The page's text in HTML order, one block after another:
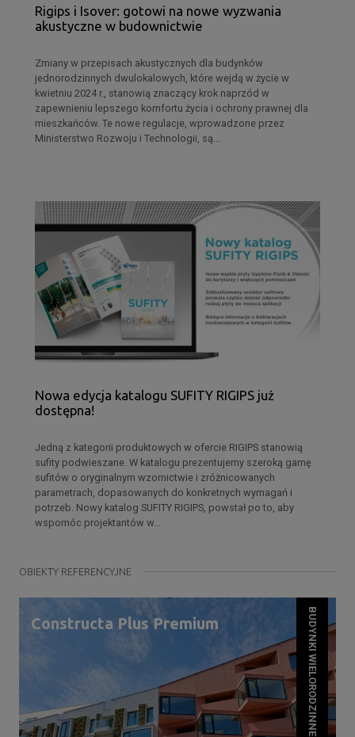
Rigips i Isover: gotowi na nowe wyzwania
akustyczne w budownictwie
Zmiany w przepisach akustycznych dla budynków
jednorodzinnych dwulokalowych, które wejdą w życie w
kwietniu 2024 r., stanowią znaczący krok naprzód w
zapewnieniu lepszego komfortu życia i ochrony prawnej dla
mieszkańców. Te nowe regulacje, wprowadzone przez
Ministerstwo Rozwoju i Technologii, są...
Nowa edycja katalogu SUFITY RIGIPS już
dostępna!
Jedną z kategorii produktowych w ofercie RIGIPS stanowią
sufity podwieszane. W katalogu prezentujemy szeroką gamę
sufitów o oryginalnym wzornictwie i zróżnicowanych
parametrach, dopasowanych do konkretnych wymagań i
potrzeb. Nowy katalog SUFITY RIGIPS, powstał po to, aby
wspomóc projektantów w...
OBIEKTY REFERENCYJNE
Constructa Plus Premium BUDYNKI WIELORODZINNE